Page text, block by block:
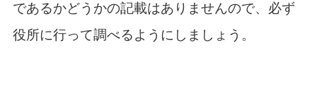
であるかどうかの記載はありませんので、必ず
役所に行って調べるようにしましょう。